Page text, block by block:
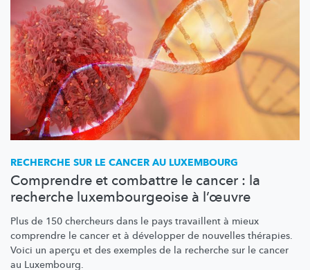
RECHERCHE SUR LE CANCER AU LUXEMBOURG
Comprendre et combattre le cancer : la
recherche luxembourgeoise à l’œuvre
Plus de 150 chercheurs dans le pays travaillent à mieux
comprendre le cancer et à développer de nouvelles thérapies.
Voici un aperçu et des exemples de la recherche sur le cancer
au Luxembourg.